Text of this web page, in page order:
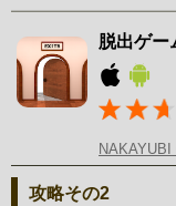
脱出ゲー
NAKAYUBI
攻略その2